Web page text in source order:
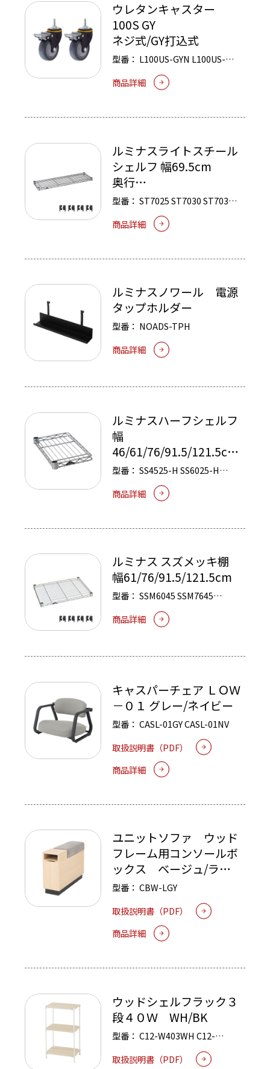
ウレタンキャスター
100S GY
ネジ式/GY打込式
型番： L100US-GYN L100US-
商品詳細
ルミナスライトスチール
シェルフ 幅69.5cm
奥行
24.5/29.5/34.5/39.5cm
型番：ST7025 ST7030 ST7035
商品詳細
ルミナスノワール 電源
タップホルダー
型番： NOADS-TPH
商品詳細
ルミナスハーフシェルフ
幅
46/61/76/91.5/121.5cm
奥行25cm
型番：SS4525-H SS6025-H
SS9025-H
商品詳細
ルミナス スズメッキ棚
幅61/76/91.5/121.5cm
型番：SSM6045 SSM7645
SSM1245
商品詳細
キャスパーチェア ＬＯＷ
－０１ グレー/ネイビー
型番：CASL-01GYCASL-01NV
取扱説明書（PDF）
商品詳細
ユニットソファ ウッド
フレーム用コンソールボ
ックス ベージュ/ライ
トグレー
型番：CBW-LGY
取扱説明書（PDF）
商品詳細
ウッドシェルフラック３
段４０Ｗ WH/BK
型番：C12-W403WH C12-
取扱説明書（PDF）